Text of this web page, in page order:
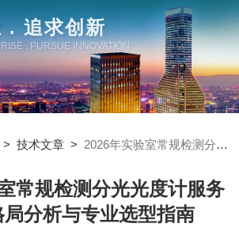
. 追求创新
. PURSUE INNOVATION
>技术文章 > 2026年实验室常规检测分光光度计服务商市场格局分析与专业选型指南
常规检测分光光度计服务
分析与专业选型指南